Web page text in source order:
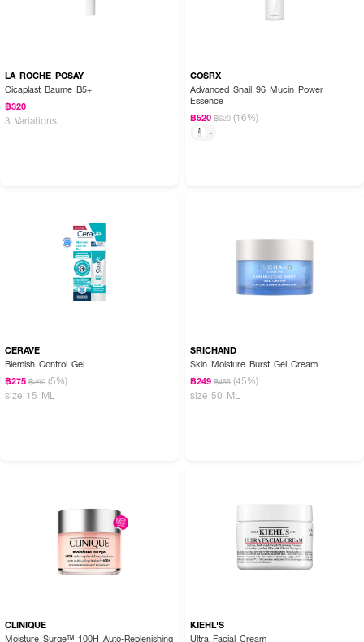
LA ROCHE POSAY
Cicaplast Baume B5+
฿320
3 Variations
COSRX
Advanced Snail 96 Mucin Power
Essence
฿520 ฿620 (16%)
-
CERAVE
Blemish Control Gel
฿275 ฿290 (5%)
size 15 ML
SRICHAND
Skin Moisture Burst Gel Cream
฿249 ฿455 (45%)
size 50 ML
CLINIQUE
Moisture Surge™ 100H Auto-Replenishing
KIEHL'S
Ultra Facial Cream